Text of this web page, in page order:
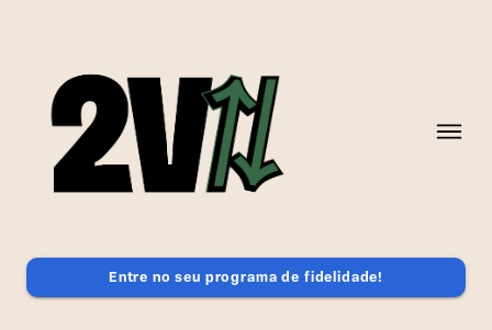
Entre no seu programa de fidelidade!